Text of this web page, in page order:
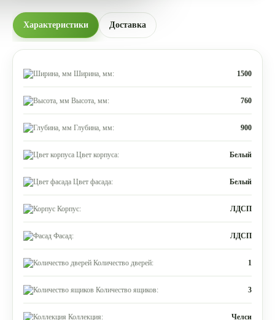
Характеристики Доставка
Ширина, мм: 1500
Высота, мм: 760
Глубина, мм: 900
Цвет корпуса: Белый
Цвет фасада: Белый
Корпус: ЛДСП
Фасад: ЛДСП
Количество дверей: 1
Количество ящиков: 3
Коллекция: Челси